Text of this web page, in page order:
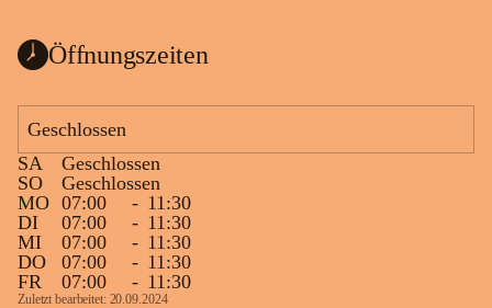
Öffnungszeiten
Geschlossen
SA
Geschlossen
SO
Geschlossen
MO 07:00 - 11:30
DI
07:00 - 11:30
MI
07:00 - 11:30
DO
07:00 - 11:30
FR
07:00 - 11:30
Zuletzt bearbeitet: 20.09.2024